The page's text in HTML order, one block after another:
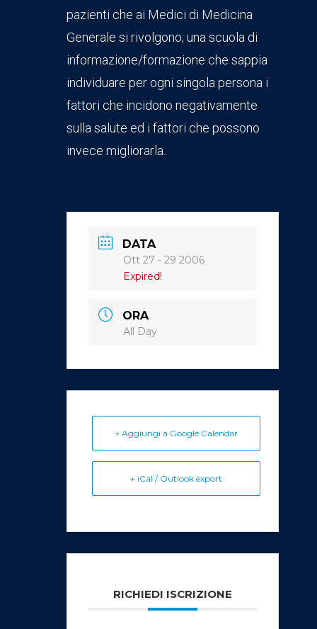
pazienti che ai Medici di Medicina
Generale si rivolgono; una scuola di
informazione/formazione che sappia
individuare per ogni singola persona i
fattori che incidono negativamente
sulla salute ed i fattori che possono
invece migliorarla.
DATA
Ott 27 - 29 2006
Expired!
ORA
All Day
+ Aggiungi a Google Calendar
+ iCal / Outlook export
RICHIEDI ISCRIZIONE